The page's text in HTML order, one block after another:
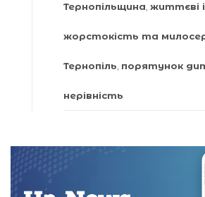
Тернопільщина життєві
жорстокість та
Тернопіль порятунок
нерівність